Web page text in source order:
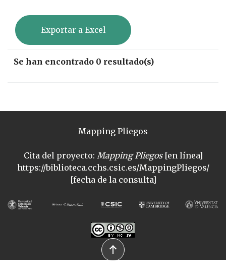
Exportar a Excel
Se han encontrado 0 resultado(s)
Mapping Pliegos
Cita del proyecto: Mapping Pliegos[en línea]
https://biblioteca.cchs.csic.es/MappingPliegos/
[fecha de la consulta]